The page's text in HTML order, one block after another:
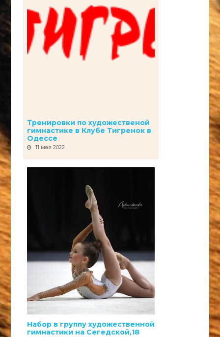
Тренировки по художественой
гимнастике в Клубе Тигренок в
Одессе
11 мая 2022
Набор в группу художественной
гимнастики на Сегедской,18